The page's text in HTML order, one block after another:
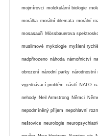
mojmírovci molekulární biologie
morálka morální dilemata morální
mosasauři Mössbauerova
muslimové mykologie myšlení
nadpřirozeno náhoda námořnictví
obrození národní parky národnostní
vyjednávací problém násilí NATO
nehody Neil Armstrong Němci
nepodmíněný příjem nepohlavní
neštovice neurologie